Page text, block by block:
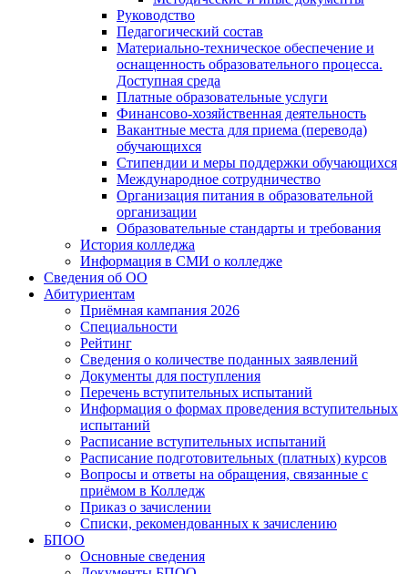
Руководство
Педагогический состав
Материально-техническое обеспечение и
оснащенность образовательного процесса.
Доступная среда
Платные образовательные услуги
Финансово-хозяйственная деятельность
Вакантные места для приема (перевода)
обучающихся
Стипендии и меры поддержки обучающихся
Международное сотрудничество
Организация питания в образовательной
организации
Образовательные стандарты и требования
История колледжа
Информация в СМИ о колледже
Сведения об ОО
Абитуриентам
Приёмная кампания 2026
Специальности
Рейтинг
Сведения о количестве поданных заявлений
Документы для поступления
Перечень вступительных испытаний
Информация о формах проведения вступительных
испытаний
Расписание вступительных испытаний
Расписание подготовительных (платных) курсов
Вопросы и ответы на обращения, связанные с
приёмом в Колледж
Приказ о зачислении
Списки, рекомендованных к зачислению
БПОО
Основные сведения